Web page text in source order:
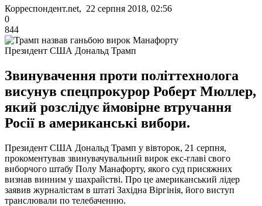
Корреспондент.net, 22 серпня 2018, 02:56
0
844
Президент США Дональд Трамп
Звинувачення проти політтехнолога
висунув спецпрокурор Роберт Мюллер,
який розслідує ймовірне втручання
Росії в американські вибори.
Президент США Дональд Трамп у вівторок, 21 серпня,
прокоментував звинувачувальний вирок екс-главі свого
виборчого штабу Полу Манафорту, якого суд присяжних
визнав винним у шахрайстві. Про це американський лідер
заявив журналістам в штаті Західна Віргінія, його виступ
транслювали по телебаченню.